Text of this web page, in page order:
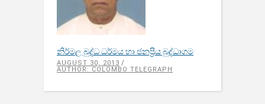
නිර්මල බුද්ධ ධර්මය හා ජනප‍්‍රිය බුද්ධාගම
AUGUST 30, 2013
AUTHOR: COLOMBO TELEGRAPH